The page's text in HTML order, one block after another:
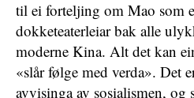
til ei forteljing om Mao som
dokketeaterleiar bak alle
moderne Kina. Alt det kan
«slår følge med verda». Det
avvisinga av sosialismen, og